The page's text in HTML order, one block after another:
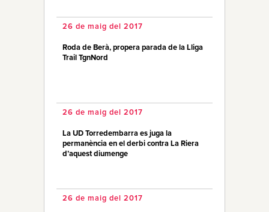
26 de maig del 2017
Roda de Berà, propera parada de la Lliga
Trail TgnNord
26 de maig del 2017
La UD Torredembarra es juga la
permanència en el derbi contra La Riera
d’aquest diumenge
26 de maig del 2017